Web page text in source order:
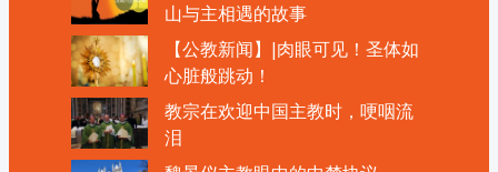
山与主相遇的故事
【公教新闻】|肉眼可见！圣体如
心脏般跳动！
教宗在欢迎中国主教时，哽咽流
泪